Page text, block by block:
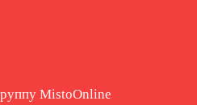
MistoOnline